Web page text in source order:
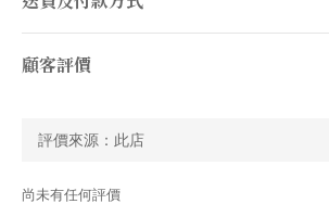
顧客評價
尚未有任何評價